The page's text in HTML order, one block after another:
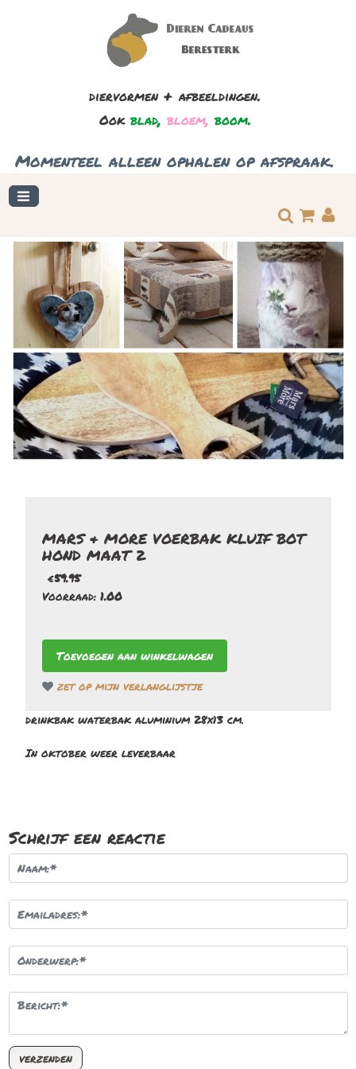
diervormen+afbeeldingen.
Ook blad, bloem,boom.
Momenteel alleen ophalen op afspraak.
MARS & MORE VOERBAK KLUIF BOT
HOND MAAT 2
€59.95
Voorraad: 1.00
zet op mijn verlanglijstje
drinkbak waterbak aluminium 28x13 cm.
In oktober weer leverbaar
Schrijf een reactie